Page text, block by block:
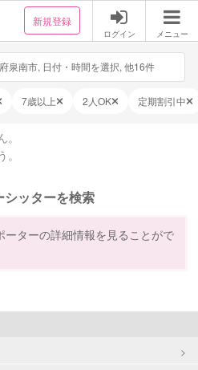
新規登録
ログイン メニュー
泉南市, 日付・時間を選択, 他16件
7歳以上 2人OK 定期割引中
ッターを検索
ーターの詳細情報を見ることがで